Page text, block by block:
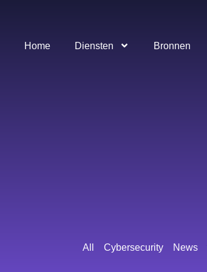
Home Diensten Bronnen
Cybersecurity News
All